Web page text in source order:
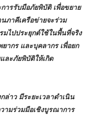
ารรับมือภัยพิบัติ เพื่อขยาย
ภาคีเครือข่ายจะร่วม
ไปประยุกต์ใช้ในพื้นที่จริง
ากร และบุคลากร เพื่อยก
ละภัยพิบัติให้เกิด
าว มีระยะเวลาดำเนิน
ามร่วมมือเชิงบูรณาการ